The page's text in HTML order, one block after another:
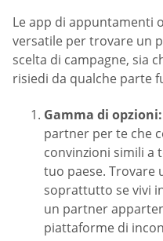
Le app di appuntamenti
versatile per trovare un
scelta di campagne, sia
risiedi da qualche parte
Gamma di opzioni:
partner per te che
convinzioni simili a
tuo paese. Trovare
soprattutto se vivi
un partner
piattaforme di